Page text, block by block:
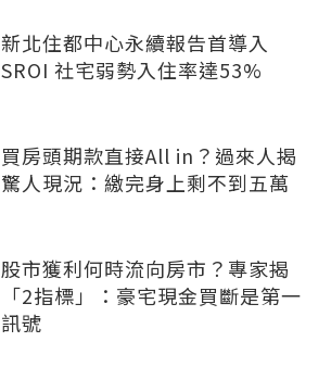
新北住都中心永續報告首導入
SROI 社宅弱勢入住率達53%
買房頭期款直接All in？過來人揭
驚人現況：繳完身上剩不到五萬
股市獲利何時流向房市？專家揭
「2指標」：豪宅現金買斷是第一
訊號